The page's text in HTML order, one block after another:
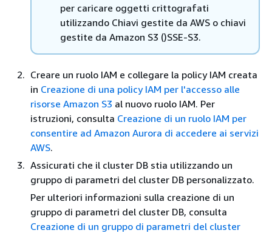
per caricare oggetti crittografati
utilizzando Chiavi gestite da AWS o chiavi
gestite da Amazon S3 ()SSE-S3.
Creare un ruolo IAM e collegare la policy IAM creata
in Creazione di una policy IAM per l'accesso alle
risorse Amazon S3 al nuovo ruolo IAM. Per
istruzioni, consulta Creazione di un ruolo IAM per
consentire ad Amazon Aurora di accedere ai servizi
AWS.
Assicurati che il cluster DB stia utilizzando un
gruppo di parametri del cluster DB personalizzato.
Per ulteriori informazioni sulla creazione di un
gruppo di parametri del cluster DB, consulta
Creazione di un gruppo di parametri del cluster